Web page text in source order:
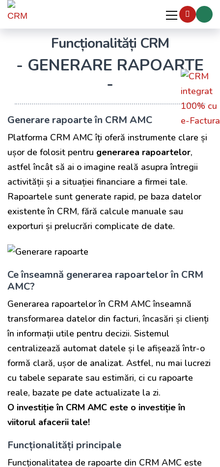
Funcționalități CRM
- GENERARE RAPOARTE
-
Generare rapoarte în CRM AMC
Platforma CRM AMC îți oferă instrumente clare și
ușor de folosit pentru generarea rapoartelor,
astfel încât să ai o imagine reală asupra întregii
activității și a situației financiare a firmei tale.
Rapoartele sunt generate rapid, pe baza datelor
existente în CRM, fără calcule manuale sau
exporturi și prelucrări complicate de date.
Ce înseamnă generarea rapoartelor în CRM
AMC?
Generarea rapoartelor în CRM AMC înseamnă
transformarea datelor din facturi, încasări și clienți
în informații utile pentru decizii. Sistemul
centralizează automat datele și le afișează într-o
formă clară, ușor de analizat. Astfel, nu mai lucrezi
cu tabele separate sau estimări, ci cu rapoarte
reale, bazate pe date actualizate la zi.
O investiție în CRM AMC este o investiție în
viitorul afacerii tale!
Funcționalități principale
Funcționalitatea de rapoarte din CRM AMC este